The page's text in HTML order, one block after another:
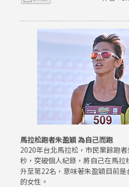
馬拉松跑者朱盈穎 為自己而跑
2020年台北馬拉松，市民業餘跑
秒，突破個人紀錄，將自己在馬拉
升至第22名，意味著朱盈穎目前
的女性。